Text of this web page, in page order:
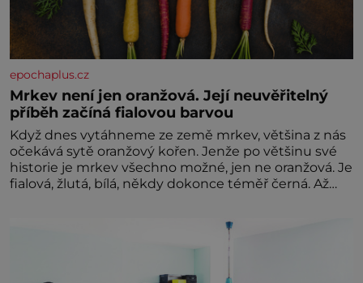
epochaplus.cz
Mrkev není jen oranžová. Její neuvěřitelný
příběh začíná fialovou barvou
Když dnes vytáhneme ze země mrkev, většina z nás
očekává sytě oranžový kořen. Jenže po většinu své
historie je mrkev všechno možné, jen ne oranžová. Je
fialová, žlutá, bílá, někdy dokonce téměř černá. Až
nedokážeme představit. Její příběh je